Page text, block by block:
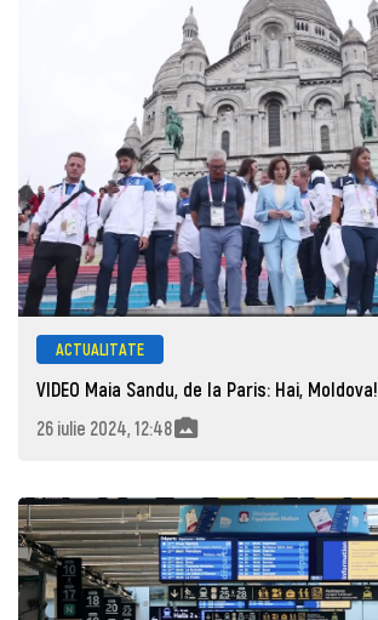
ACTUALITATE
VIDEO Maia Sandu, de la Paris: Hai, Moldova!
26 iulie 2024, 12:48